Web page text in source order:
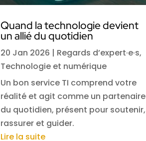
Quand la technologie devient
un allié du quotidien
20 Jan 2026 | Regards d’expert·e·s,
Technologie et numérique
Un bon service TI comprend votre
réalité et agit comme un partenaire
du quotidien, présent pour soutenir,
rassurer et guider.
Lire la suite